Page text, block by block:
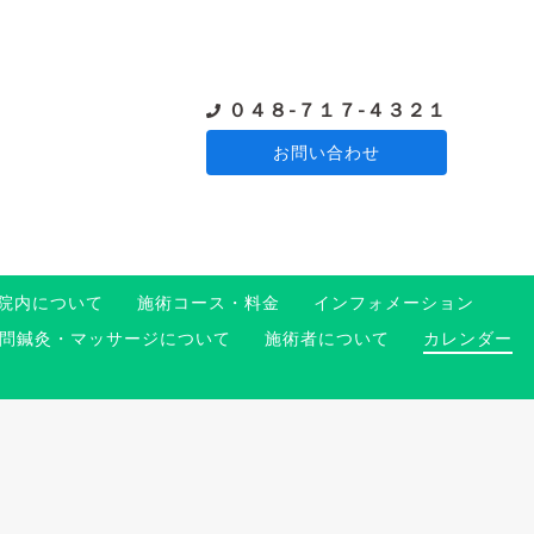
０４８-７１７-４３２１
お問い合わせ
内について 施術コース・料金
インフォメーション
問鍼灸・マッサージについて 施術者について
カレンダー